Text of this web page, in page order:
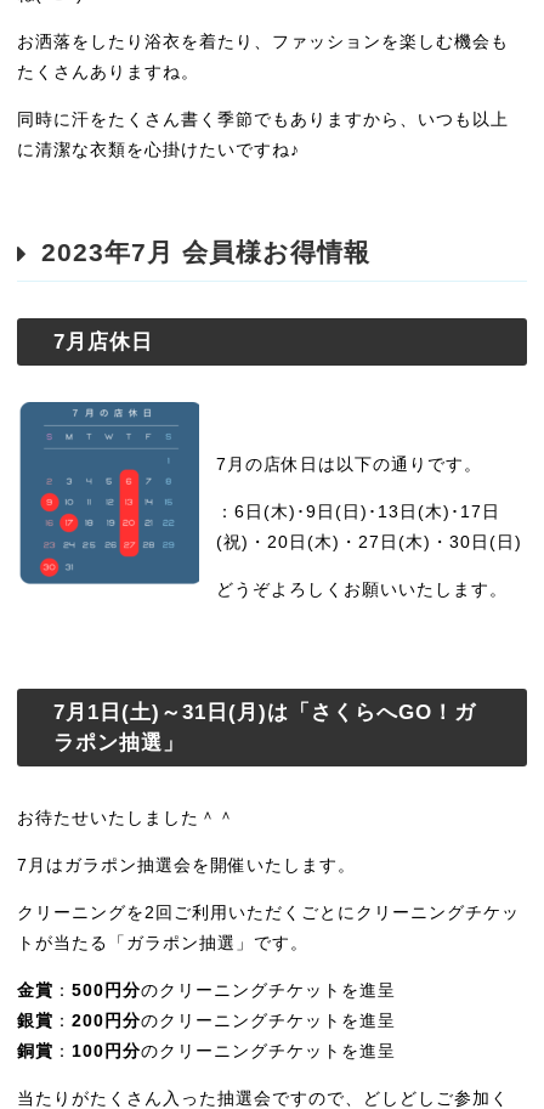
お洒落をしたり浴衣を着たり、ファッションを楽しむ機会も
たくさんありますね。
同時に汗をたくさん書く季節でもありますから、いつも以上
に清潔な衣類を心掛けたいですね♪
2023年7月 会員様お得情報
7月店休日
7月の店休日は以下の通りです。
：6日(木)･9日(日)･13日(木)･17日
(祝)・20日(木)・27日(木)・30日(日)
どうぞよろしくお願いいたします。
7月1日(土)～31日(月)は「さくらへGO！ガ
ラポン抽選」
お待たせいたしました＾＾
7月はガラポン抽選会を開催いたします。
クリーニングを2回ご利用いただくごとにクリーニングチケッ
トが当たる「ガラポン抽選」です。
金賞 ：500円分のクリーニングチケットを進呈
銀賞 ：200円分のクリーニングチケットを進呈
銅賞 ： 100円分のクリーニングチケットを進呈
当たりがたくさん入った抽選会ですので、どしどしご参加く